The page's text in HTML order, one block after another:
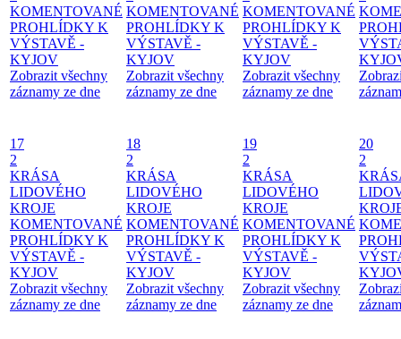
KOMENTOVANÉ
PROHLÍDKY K
VÝSTAVĚ -
KYJOV
Zobrazit všechny
záznamy ze dne
KOMENTOVANÉ
PROHLÍDKY K
VÝSTAVĚ -
KYJOV
Zobrazit všechny
záznamy ze dne
KOMENTOVANÉ
PROHLÍDKY K
VÝSTAVĚ -
KYJOV
Zobrazit všechny
záznamy ze dne
17
2
KRÁSA
LIDOVÉHO
KROJE
KOMENTOVANÉ
PROHLÍDKY K
VÝSTAVĚ -
KYJOV
Zobrazit všechny
záznamy ze dne
18
2
KRÁSA
LIDOVÉHO
KROJE
KOMENTOVANÉ
PROHLÍDKY K
VÝSTAVĚ -
KYJOV
Zobrazit všechny
záznamy ze dne
19
2
KRÁSA
LIDOVÉHO
KROJE
KOMENTOVANÉ
PROHLÍDKY K
VÝSTAVĚ -
KYJOV
Zobrazit všechny
záznamy ze dne
20
2